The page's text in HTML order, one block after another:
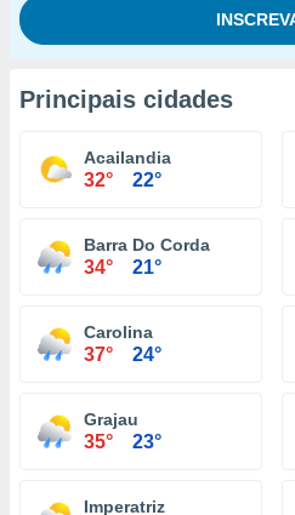
Principais cidades
Acailandia
32° 22°
Barra Do Corda
34° 21°
Carolina
37° 24°
Grajau
35° 23°
Imperatriz